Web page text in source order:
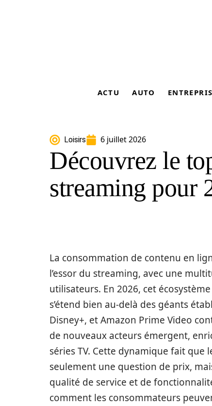
ACTU AUTO
Loisirs 6 juillet 2026
Découvrez le
streaming pour
La consommation de contenu en
l’essor du streaming, avec une
utilisateurs. En 2026, cet
s’étend bien au-delà des géants
Disney+, et Amazon Prime Video
de nouveaux acteurs émergent,
séries TV. Cette dynamique fait que
seulement une question de prix,
qualité de service et de
comment les consommateurs